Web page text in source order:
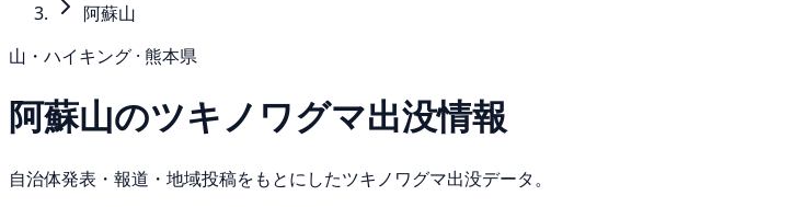
阿蘇山
山・ハイキング · 熊本県
阿蘇山のツキノワグマ出没情報
自治体発表・報道・地域投稿をもとにしたツキノワグマ出没データ。